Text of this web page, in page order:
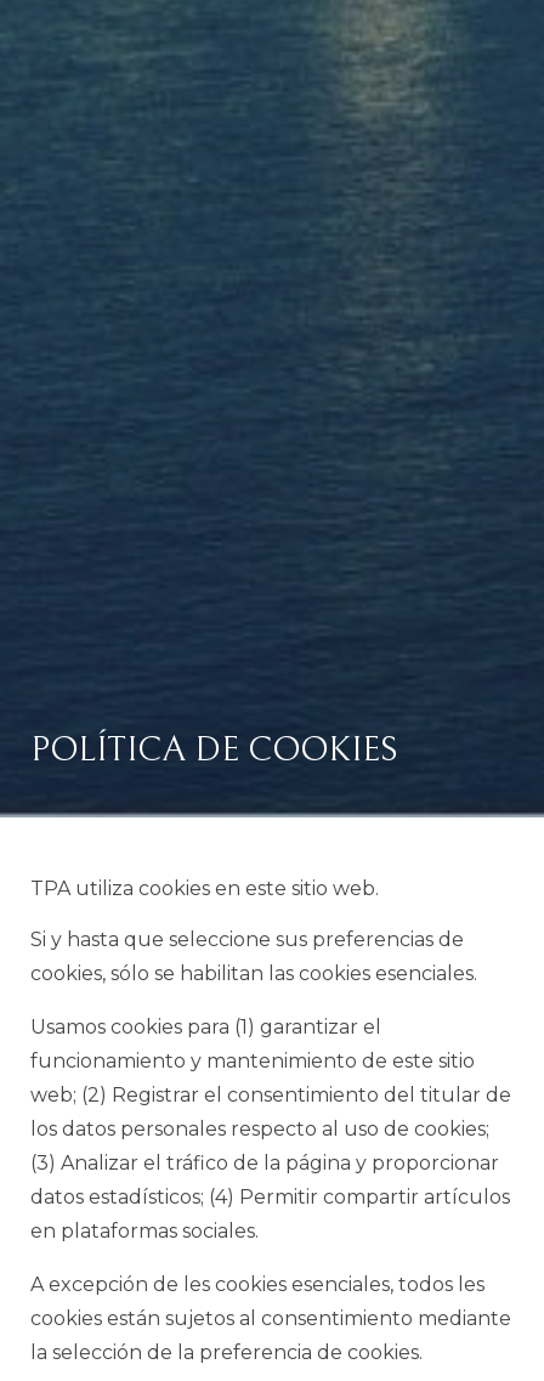
POLÍTICA DE COOKIES
TPA utiliza cookies en este sitio web.
Si y hasta que seleccione sus preferencias de
cookies, sólo se habilitan las cookies esenciales.
Usamos cookies para (1) garantizar el
funcionamiento y mantenimiento de este sitio
web; (2) Registrar el consentimiento del titular de
los datos personales respecto al uso de cookies;
(3) Analizar el tráfico de la página y proporcionar
datos estadísticos; (4) Permitir compartir artículos
en plataformas sociales.
A excepción de les cookies esenciales, todos les
cookies están sujetos al consentimiento mediante
la selección de la preferencia de cookies.